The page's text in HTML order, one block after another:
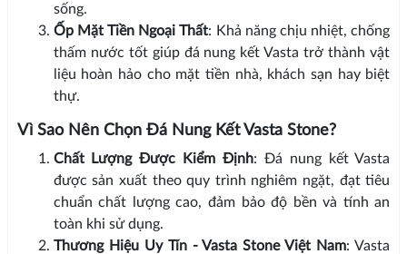
sống.
Ốp Mặt Tiền Ngoại Thất: Khả năng chịu nhiệt, chống
thấm nước tốt giúp đá nung kết Vasta trở thành vật
liệu hoàn hảo cho mặt tiền nhà, khách sạn hay biệt
thự.
Vì Sao Nên Chọn Đá Nung Kết Vasta Stone?
Chất Lượng Được Kiểm Định: Đá nung kết Vasta
được sản xuất theo quy trình nghiêm ngặt, đạt tiêu
chuẩn chất lượng cao, đảm bảo độ bền và tính an
toàn khi sử dụng.
Thương Hiệu Uy Tín - Vasta Stone Việt Nam: Vasta